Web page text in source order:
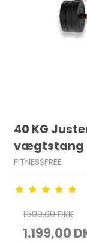
40 KG
vægtstang
FITNESSFREE
1.599,00 DKK
1.199,00